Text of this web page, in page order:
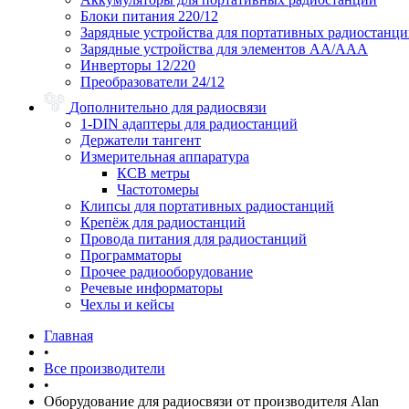
Блоки питания 220/12
Зарядные устройства для портативных
Зарядные устройства для элементов АА/ААА
Инверторы 12/220
Преобразователи 24/12
Дополнительно для радиосвязи
1-DIN адаптеры для радиостанций
Держатели тангент
Измерительная аппаратура
КСВ метры
Частотомеры
Клипсы для портативных радиостанций
Крепёж для радиостанций
Провода питания для радиостанций
Программаторы
Прочее радиооборудование
Речевые информаторы
Чехлы и кейсы
Главная
•
Все производители
•
Оборудование для радиосвязи от производителя Alan